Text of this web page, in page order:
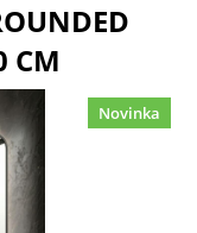
CM
Novinka